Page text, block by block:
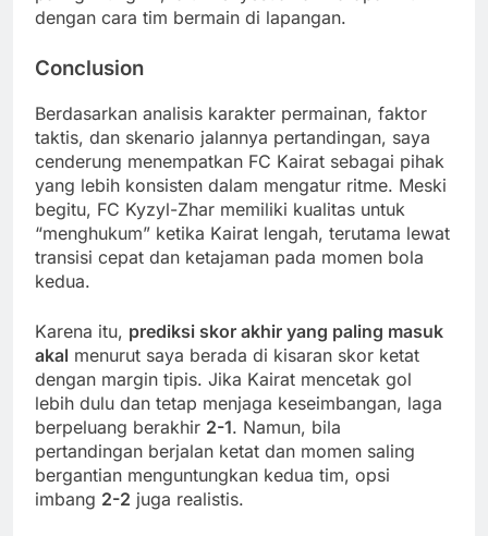
dengan cara tim bermain di lapangan.
Conclusion
Berdasarkan analisis karakter permainan, faktor
taktis, dan skenario jalannya pertandingan, saya
cenderung menempatkan FC Kairat sebagai pihak
yang lebih konsisten dalam mengatur ritme. Meski
begitu, FC Kyzyl-Zhar memiliki kualitas untuk
“menghukum” ketika Kairat lengah, terutama lewat
transisi cepat dan ketajaman pada momen bola
kedua.
Karena itu, prediksi skor akhir yang paling masuk
akal menurut saya berada di kisaran skor ketat
dengan margin tipis. Jika Kairat mencetak gol
lebih dulu dan tetap menjaga keseimbangan, laga
berpeluang berakhir 2-1. Namun, bila
pertandingan berjalan ketat dan momen saling
bergantian menguntungkan kedua tim, opsi
imbang 2-2 juga realistis.